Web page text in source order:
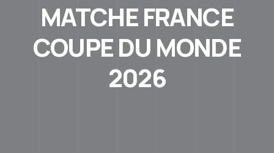
MATCHE FRANCE
COUPE DU MONDE
2026